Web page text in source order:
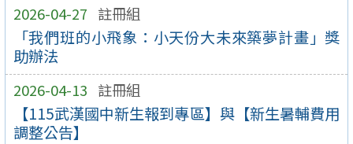
2026-04-27 註冊組
「我們班的小飛象：小天份大未來築夢計畫」獎
助辦法
2026-04-13 註冊組
【115武漢國中新生報到專區】與【新生暑輔費用
調整公告】